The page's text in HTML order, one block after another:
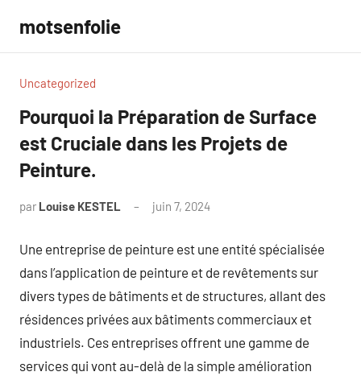
contenu
motsenfolie
Uncategorized
Pourquoi la Préparation de Surface
est Cruciale dans les Projets de
Peinture.
par Louise KESTEL juin 7, 2024
Une entreprise de peinture est une entité spécialisée
dans l’application de peinture et de revêtements sur
divers types de bâtiments et de structures, allant des
résidences privées aux bâtiments commerciaux et
industriels. Ces entreprises offrent une gamme de
services qui vont au-delà de la simple amélioration